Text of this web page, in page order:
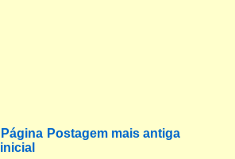
Postagem mais antiga
Página
inicial